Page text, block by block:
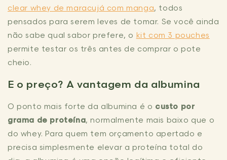
clear whey de maracujá com manga, todos
pensados para serem leves de tomar. Se você ainda
não sabe qual sabor prefere, o kit com 3 pouches
permite testar os três antes de comprar o pote
cheio.
E o preço? A vantagem da albumina
O ponto mais forte da albumina é o custo por
grama de proteína, normalmente mais baixo que o
do whey. Para quem tem orçamento apertado e
precisa simplesmente elevar a proteína total do